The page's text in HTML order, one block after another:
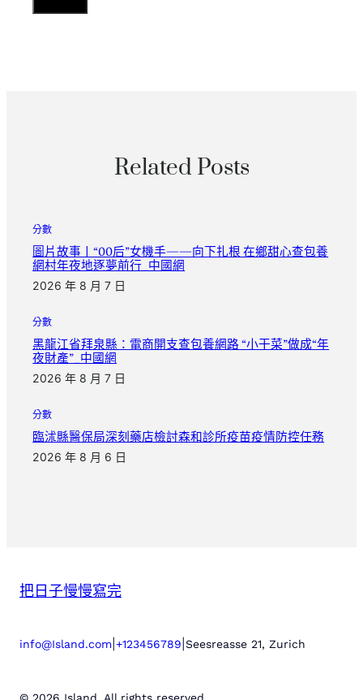
Related Posts
分數
圖片故事丨“00后”女機手——向下扎根 在鄉甜心查包養
網村年夜地逐夢前行_中國網
2026 年 8 月 7 日
分數
黑龍江省拜泉縣：電商開支查包養網路 “小干菜”做成“年
夜財產”_中國網
2026 年 8 月 7 日
分數
臨沭縣醫保局深刻藥店檢討森和診所疫苗疫情防控任務
2026 年 8 月 6 日
把日子慢慢寫完
info@Island.com +123456789 Seesreasse 21, Zurich